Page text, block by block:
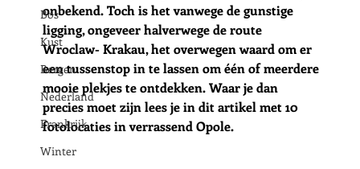
Bos
Kust
Bergen
Nederland
Frankrijk
Winter
onbekend. Toch is het vanwege de gunstige
ligging, ongeveer halverwege de route
Wroclaw- Krakau, het overwegen waard om er
een tussenstop in te lassen om één of meerdere
mooie plekjes te ontdekken. Waar je dan
precies moet zijn lees je in dit artikel met 10
fotolocaties in verrassend Opole.